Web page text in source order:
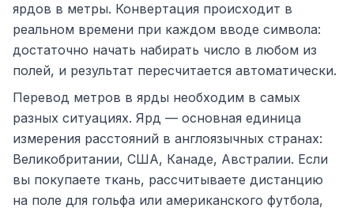
ярдов в метры. Конвертация происходит в
реальном времени при каждом вводе символа:
достаточно начать набирать число в любом из
полей, и результат пересчитается автоматически.
Перевод метров в ярды необходим в самых
разных ситуациях. Ярд — основная единица
измерения расстояний в англоязычных странах:
Великобритании, США, Канаде, Австралии. Если
вы покупаете ткань, рассчитываете дистанцию
на поле для гольфа или американского футбола,